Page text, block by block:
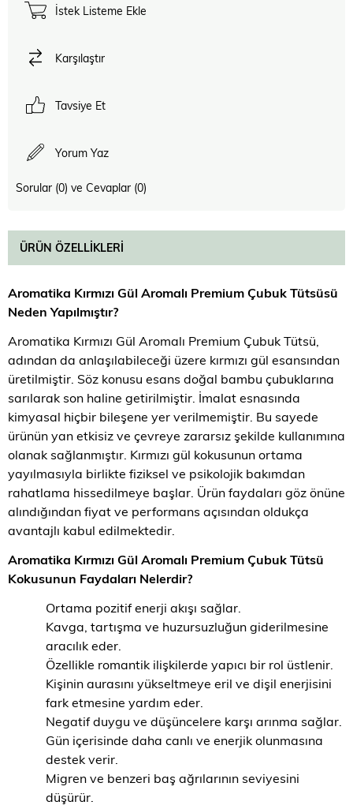
İstek Listeme Ekle
Karşılaştır
Tavsiye Et
Yorum Yaz
Sorular (0) ve Cevaplar (0)
ÜRÜN ÖZELLIKLERI
Aromatika Kırmızı Gül Aromalı Premium Çubuk Tütsüsü
Neden Yapılmıştır?
Aromatika Kırmızı Gül Aromalı Premium Çubuk Tütsü,
adından da anlaşılabileceği üzere kırmızı gül esansından
üretilmiştir. Söz konusu esans doğal bambu çubuklarına
sarılarak son haline getirilmiştir. İmalat esnasında
kimyasal hiçbir bileşene yer verilmemiştir. Bu sayede
ürünün yan etkisiz ve çevreye zararsız şekilde kullanımına
olanak sağlanmıştır. Kırmızı gül kokusunun ortama
yayılmasıyla birlikte fiziksel ve psikolojik bakımdan
rahatlama hissedilmeye başlar. Ürün faydaları göz önüne
alındığından fiyat ve performans açısından oldukça
avantajlı kabul edilmektedir.
Aromatika Kırmızı Gül Aromalı Premium Çubuk Tütsü
Kokusunun Faydaları Nelerdir?
Ortama pozitif enerji akışı sağlar.
Kavga, tartışma ve huzursuzluğun giderilmesine
aracılık eder.
Özellikle romantik ilişkilerde yapıcı bir rol üstlenir.
Kişinin aurasını yükseltmeye eril ve dişil enerjisini
fark etmesine yardım eder.
Negatif duygu ve düşüncelere karşı arınma sağlar.
Gün içerisinde daha canlı ve enerjik olunmasına
destek verir.
Migren ve benzeri baş ağrılarının seviyesini
düşürür.